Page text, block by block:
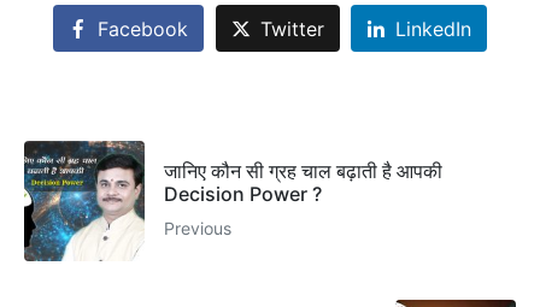
Facebook Twitter LinkedIn
जानिए कौन सी ग्रह चाल बढ़ाती है आपकी
Decision Power ?
Previous